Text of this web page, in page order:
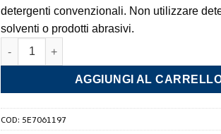
detergenti convenzionali. Non utilizzare
solventi o prodotti abrasivi.
Pellicola protettiva paraurti quantità
AGGIUNGI AL
COD: 5E7061197